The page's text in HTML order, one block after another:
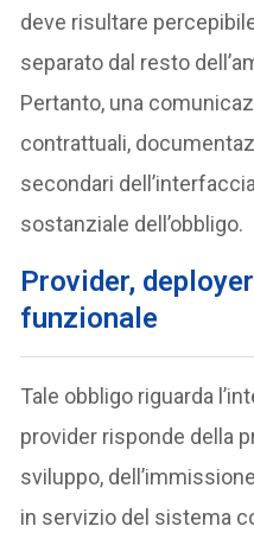
deve risultare
separato dal resto
Pertanto, una
contrattuali,
secondari
sostanziale dell’obbligo.
Provider,
funzionale
Tale obbligo riguarda
provider risponde della
sviluppo,
in servizio del sistema